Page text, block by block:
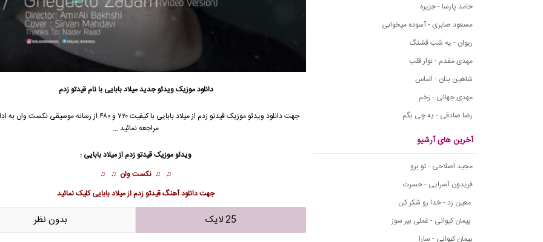
حامد پارسا - جزیره
مسعود صابری - آسوده میخوابی
ریوان - یه شب قشنگ
مهدی مقدم - نوار قلب
شاهین بنان - الماس
مهدی جهانی - زخم
رضا صادقی - یه چی بگم
آخرین های آرشیو
مجید اصلاحی - تو برو
فریدون آسرایی - حسرت
معین زد - خدا رو شکر کن
پیمان کیوانی - غملی بیر سوز
پیمان کیوانی - سارا
دانلود موزیک ویدئو جدیدمیلاد بابایی با نام قیدتو زدم
جهت دانلود ویدئو موزیکقیدتو زدم ازمیلاد بابایی
با کیفیت ۷۲۰ و ۴۸۰ از رسانه موسیقی نکست وان
مراجعه نمائید …
ویدئو موزیک قیدتو زدم از میلاد بابایی :
♫ ♫ نکست وان ♫ ♫
جهتدانلود آهنگ قیدتو زدم از میلاد باباییکلیک نمائید
25 لایک بدون نظر